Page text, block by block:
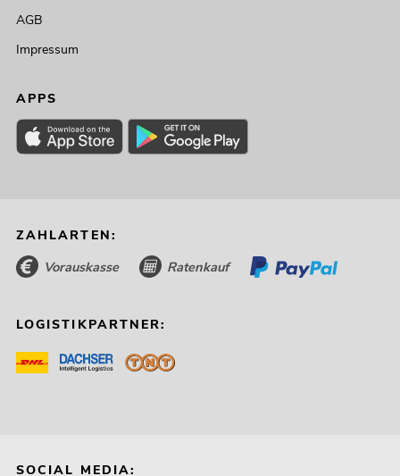
AGB
Impressum
APPS
ZAHLARTEN:
Vorauskasse Ratenkauf
LOGISTIKPARTNER:
SOCIAL MEDIA: